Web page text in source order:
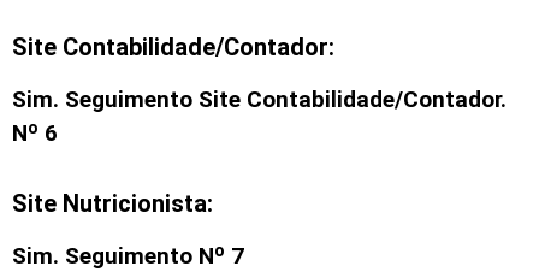
Site Contabilidade/Contador:
Sim. Seguimento Site Contabilidade/Contador.
Nº 6
Site Nutricionista:
Sim. Seguimento Nº 7